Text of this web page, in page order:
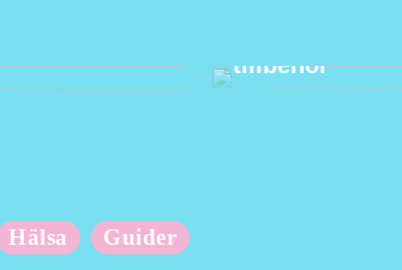
tillbehör
Hälsa Guider